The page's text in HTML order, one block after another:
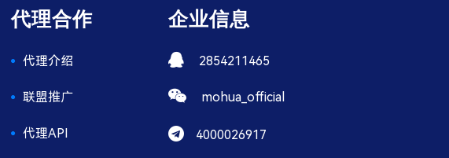
代理合作
代理介绍
联盟推广
代理API
企业信息
2854211465
mohua_official
4000026917